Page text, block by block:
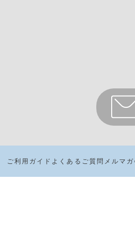
ご利用ガイド よくあるご質問 メルマガ